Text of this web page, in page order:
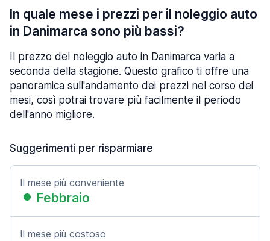
In quale mese i prezzi per il noleggio auto
in Danimarca sono più bassi?
Il prezzo del noleggio auto in Danimarca varia a
seconda della stagione. Questo grafico ti offre una
panoramica sull'andamento dei prezzi nel corso dei
mesi, così potrai trovare più facilmente il periodo
dell'anno migliore.
Suggerimenti per risparmiare
Il mese più conveniente
Febbraio
Il mese più costoso